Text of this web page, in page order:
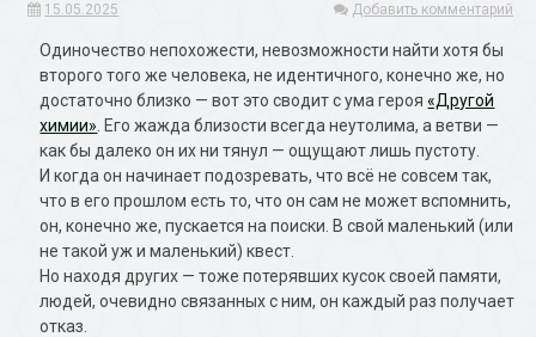
15.05.2025 Добавить комментарий
Одиночество непохожести, невозможности найти хотя бы
второго того же человека, не идентичного, конечно же, но
достаточно близко — вот это сводит с ума героя«Другой
химии» . Его жажда близости всегда неутолима, а ветви —
как бы далеко он их ни тянул — ощущают лишь пустоту.
И когда он начинает подозревать, что всё не совсем так,
что в его прошлом есть то, что он сам не может вспомнить,
он, конечно же, пускается на поиски. В свой маленький (или
не такой уж и маленький) квест.
Но находя других — тоже потерявших кусок своей памяти,
людей, очевидно связанных с ним, он каждый раз получает
отказ.